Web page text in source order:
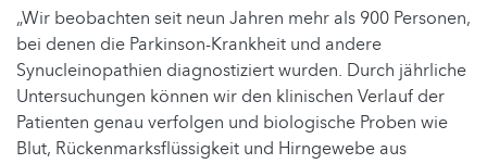
„Wir beobachten seit neun Jahren mehr als 900 Personen,
bei denen die Parkinson-Krankheit und andere
Synucleinopathien diagnostiziert wurden. Durch jährliche
Untersuchungen können wir den klinischen Verlauf der
Patienten genau verfolgen und biologische Proben wie
Blut, Rückenmarksflüssigkeit und Hirngewebe aus